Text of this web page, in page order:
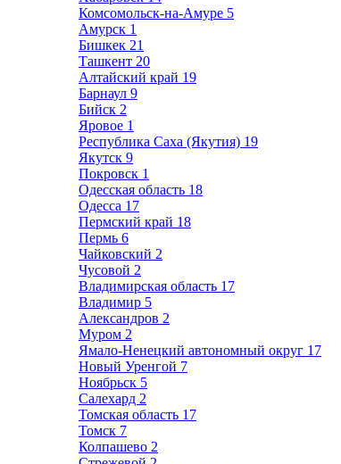
Комсомольск-на-Амуре 5
Амурск 1
Бишкек 21
Ташкент 20
Алтайский край 19
Барнаул 9
Бийск 2
Яровое 1
Республика Саха (Якутия) 19
Якутск 9
Покровск 1
Одесская область 18
Одесса 17
Пермский край 18
Пермь 6
Чайковский 2
Чусовой 2
Владимирская область 17
Владимир 5
Александров 2
Муром 2
Ямало-Ненецкий автономный округ 17
Новый Уренгой 7
Ноябрьск 5
Салехард 2
Томская область 17
Томск 7
Колпашево 2